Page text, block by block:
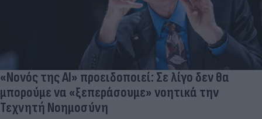
«Νονός της AI» προειδοποιεί: Σε λίγο δεν θα
μπορούμε να «ξεπεράσουμε» νοητικά την
Τεχνητή Νοημοσύνη